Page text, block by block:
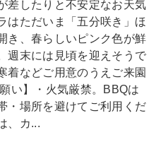
差したりと不安定なお天気
はただいま「五分咲き」ほ
き、春らしいピンク色が鮮
週末には見頃を迎えそうで
着などご用意のうえご来園
い】・火気厳禁。BBQは
・場所を避けてご利用くだ
、カ...